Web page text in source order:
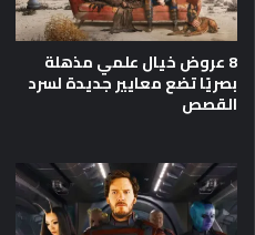
8 عروض خيال علمي مذهلة
بصريًا تضع معايير جديدة لسرد
القصص